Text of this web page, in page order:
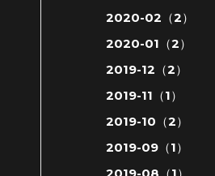
2020-02（2）
2020-01（2）
2019-12（2）
2019-11（1）
2019-10（2）
2019-09（1）